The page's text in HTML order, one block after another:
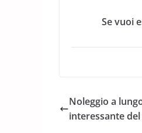
Se vuoi
Noleggio a
interessante